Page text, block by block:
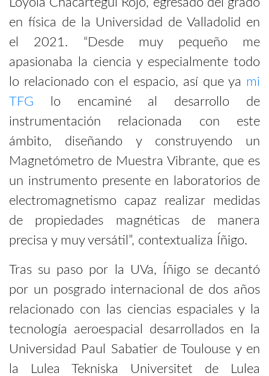
en física de la Universidad de Valladolid en
el 2021. “Desde muy pequeño me
apasionaba la ciencia y especialmente todo
lo relacionado con el espacio, así que ya mi
TFG lo encaminé al desarrollo de
instrumentación relacionada con este
ámbito, diseñando y construyendo un
Magnetómetro de Muestra Vibrante, que es
un instrumento presente en laboratorios de
electromagnetismo capaz realizar medidas
de propiedades magnéticas de manera
precisa y muy versátil”, contextualiza Íñigo.
Tras su paso por la UVa, Íñigo se decantó
por un posgrado internacional de dos años
relacionado con las ciencias espaciales y la
tecnología aeroespacial desarrollados en la
Universidad Paul Sabatier de Toulouse y en
la Lulea Tekniska Universitet de Lulea